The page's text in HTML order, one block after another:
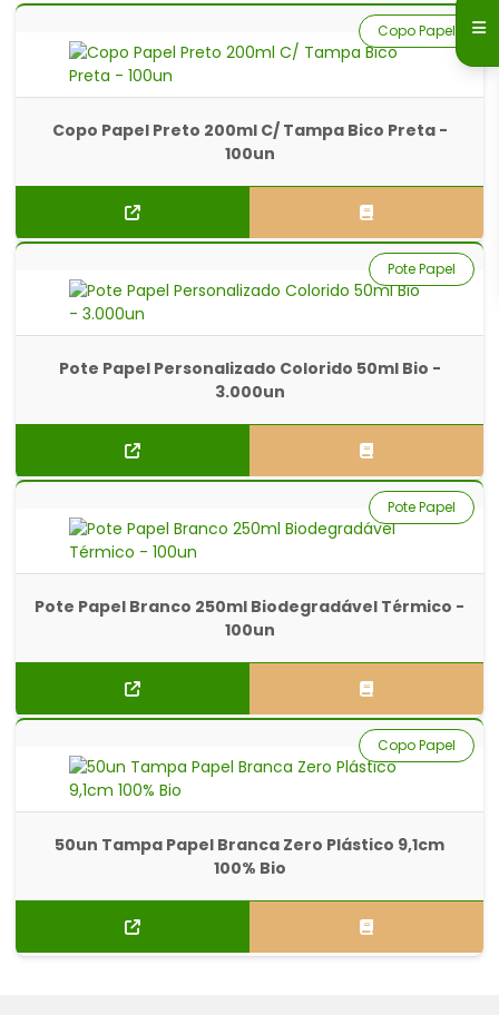
Copo Papel Preto 200ml C/ Tampa Bico Preta -
100un
Copo Papel
Pote Papel Personalizado Colorido 50ml Bio -
3.000un
Pote Papel
Pote Papel Branco 250ml Biodegradável Térmico -
100un
Pote Papel
50un Tampa Papel Branca Zero Plástico 9,1cm
100% Bio
Copo Papel